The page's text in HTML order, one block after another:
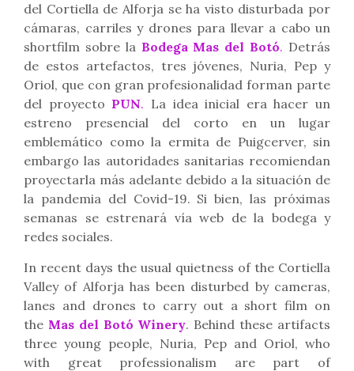
del Cortiella de Alforja se ha visto disturbada por
cámaras, carriles y drones para llevar a cabo un
shortfilm sobre la Bodega Mas del Botó. Detrás
de estos artefactos, tres jóvenes, Nuria, Pep y
Oriol, que con gran profesionalidad forman parte
del proyecto PUN. La idea inicial era hacer un
estreno presencial del corto en un lugar
emblemático como la ermita de Puigcerver, sin
embargo las autoridades sanitarias recomiendan
proyectarla más adelante debido a la situación de
la pandemia del Covid-19. Si bien, las próximas
semanas se estrenará vía web de la bodega y
redes sociales.
In recent days the usual quietness of the Cortiella
Valley of Alforja has been disturbed by cameras,
lanes and drones to carry out a short film on
the Mas del Botó Winery. Behind these artifacts
three young people, Nuria, Pep and Oriol, who
with great professionalism are part of